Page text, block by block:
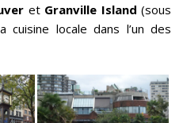
et Granville Island (sous
locale dans l’un des